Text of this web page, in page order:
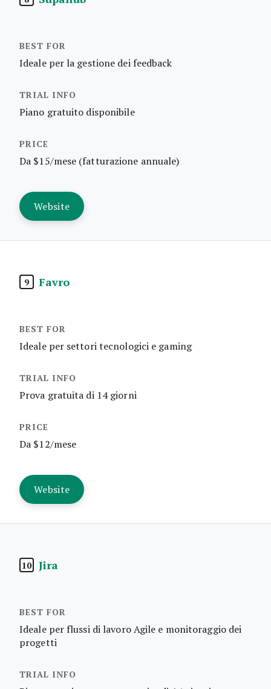
Ideale per la gestione dei feedback
Piano gratuito disponibile
Da $15/mese (fatturazione annuale)
Website
9 Favro
Ideale per settori tecnologici e gaming
Prova gratuita di 14 giorni
Da $12/mese
Website
10 Jira
Ideale per flussi di lavoro Agile e monitoraggio dei
progetti